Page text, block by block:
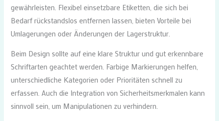
gewährleisten. Flexibel einsetzbare Etiketten, die sich bei
Bedarf rückstandslos entfernen lassen, bieten Vorteile bei
Umlagerungen oder Änderungen der Lagerstruktur.
Beim Design sollte auf eine klare Struktur und gut erkennbare
Schriftarten geachtet werden. Farbige Markierungen helfen,
unterschiedliche Kategorien oder Prioritäten schnell zu
erfassen. Auch die Integration von Sicherheitsmerkmalen kann
sinnvoll sein, um Manipulationen zu verhindern.